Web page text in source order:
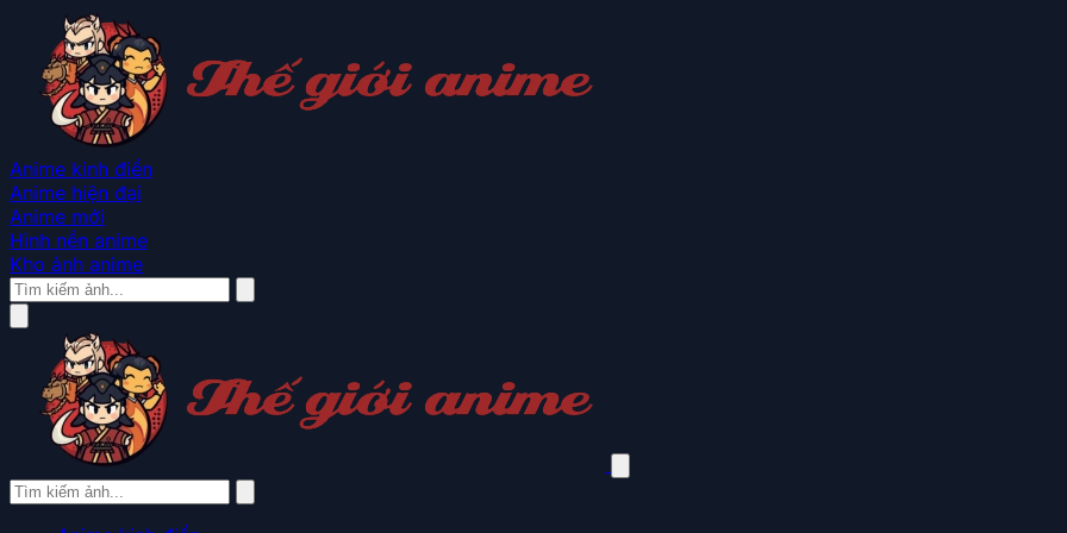
Anime kinh điển
Anime hiện đại
Anime mới
Hình nền anime
Kho ảnh anime